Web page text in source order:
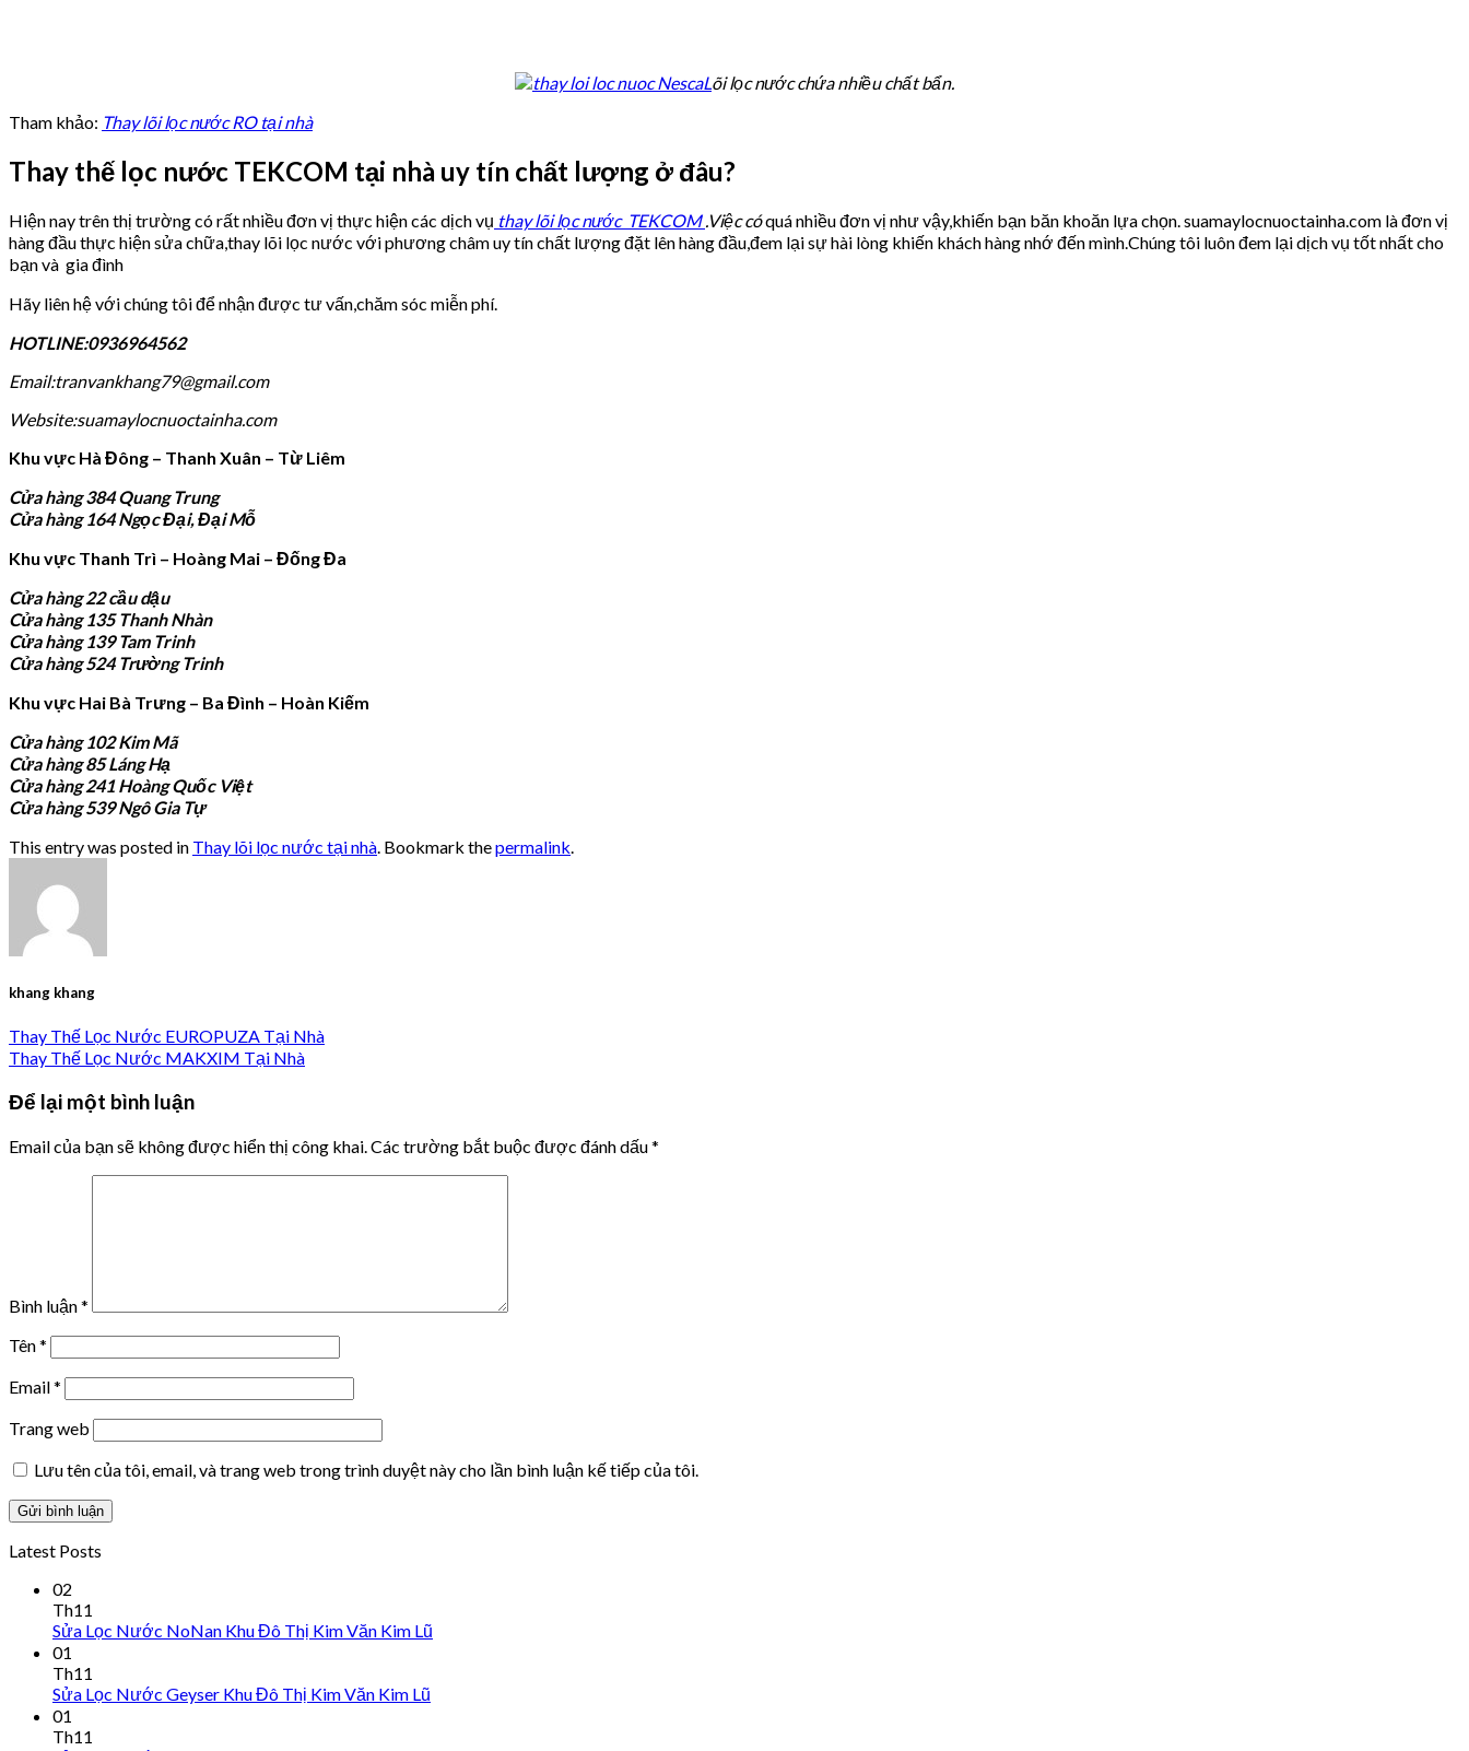
Lõi lọc nước chứa nhiều chất bẩn.
Tham khảo: Thay lõi lọc nước RO tại nhà
Thay thế lọc nước TEKCOM tại nhà uy tín chất lượng ở đâu?
Hiện nay trên thị trường có rất nhiều đơn vị thực hiện các dịch vụ thay lõi lọc nước TEKCOM .Việc cóquá nhiều đơn vị như vậy,khiến bạn băn khoăn lựa chọn. suamaylocnuoctainha.com là đơn vị
hàng đầu thực hiện sửa chữa,thay lõi lọc nước với phương châm uy tín chất lượng đặt lên hàng đầu,đem lại sự hài lòng khiến khách hàng nhớ đến mình.Chúng tôi luôn đem lại dịch vụ tốt nhất cho
bạn và gia đình
Hãy liên hệ với chúng tôi để nhận được tư vấn,chăm sóc miễn phí.
HOTLINE:0936964562
Email:tranvankhang79@gmail.com
Website:suamaylocnuoctainha.com
Khu vực Hà Đông – Thanh Xuân – Từ Liêm
Cửa hàng 384 Quang Trung
Cửa hàng 164 Ngọc Đại, Đại Mỗ
Khu vực Thanh Trì – Hoàng Mai – Đống Đa
Cửa hàng 22 cầu dậu
Cửa hàng 135 Thanh Nhàn
Cửa hàng 139 Tam Trinh
Cửa hàng 524 Trường Trinh
Khu vực Hai Bà Trưng – Ba Đình – Hoàn Kiếm
Cửa hàng 102 Kim Mã
Cửa hàng 85 Láng Hạ
Cửa hàng 241 Hoàng Quốc Việt
Cửa hàng 539 Ngô Gia Tự
This entry was posted in Thay lõi lọc nước tại nhà . Bookmark thepermalink
khang khang
Thay Thế Lọc Nước EUROPUZA Tại Nhà
Thay Thế Lọc Nước MAKXIM Tại Nhà
Để lại một bình luận
Email của bạn sẽ không được hiển thị công khai. Các trường bắt buộc được đánh dấu*
Bình luận*
Tên*
Email*
Trang web
Lưu tên của tôi, email, và trang web trong trình duyệt này cho lần bình luận kế tiếp của tôi.
Latest Posts
02
Th11
Sửa Lọc Nước NoNan Khu Đô Thị Kim Văn Kim Lũ
01
Th11
Sửa Lọc Nước Geyser Khu Đô Thị Kim Văn Kim Lũ
01
Th11